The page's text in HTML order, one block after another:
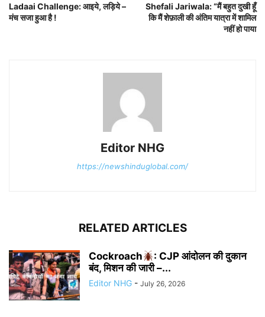
Ladaai Challenge: आइये, लड़िये –
मंच सजा हुआ है !
Shefali Jariwala: “मैं बहुत दुखी हूँ
कि मैं शेफ़ाली की अंतिम यात्रा में शामिल
नहीं हो पाया
Editor NHG
https://newshinduglobal.com/
RELATED ARTICLES
Cockroach
: CJP आंदोलन की दुकान
बंद, मिशन की जारी –...
Editor NHG - July 26, 2026